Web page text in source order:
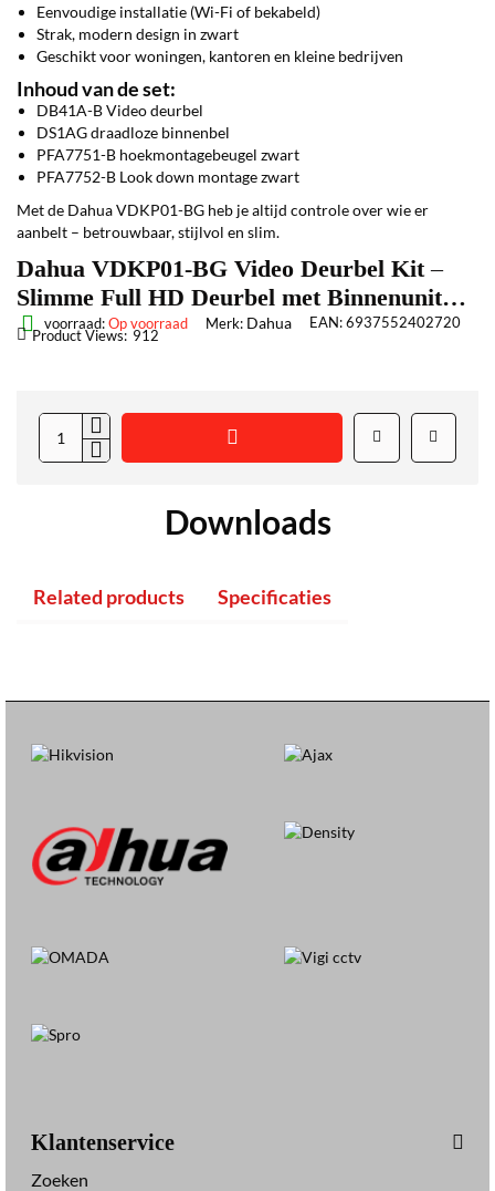
Eenvoudige installatie (Wi-Fi of bekabeld)
Strak, modern design in zwart
Geschikt voor woningen, kantoren en kleine bedrijven
Inhoud van de set:
DB41A-B Video deurbel
DS1AG draadloze binnenbel
PFA7751-B hoekmontagebeugel zwart
PFA7752-B Look down montage zwart
Met de Dahua VDKP01-BG heb je altijd controle over wie er
aanbelt – betrouwbaar, stijlvol en slim.
Dahua VDKP01-BG Video Deurbel Kit –
Slimme Full HD Deurbel met Binnenunit
(DB41AB + DS1AP)
voorraad:Op voorraad Merk: Dahua EAN:6937552402720
Product Views: 912
Downloads
Related products Specificaties
Klantenservice
Zoeken